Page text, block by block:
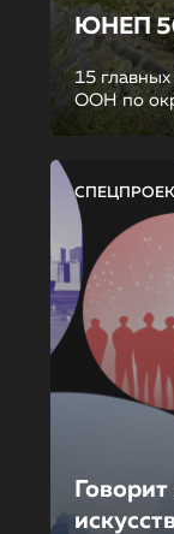
ЮНЕП
15
ООН по